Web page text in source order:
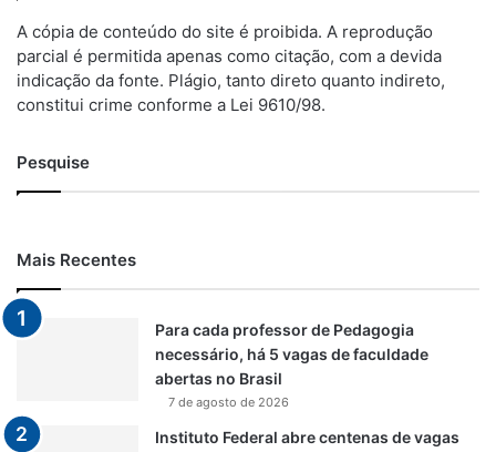
A cópia de conteúdo do site é proibida. A reprodução
parcial é permitida apenas como citação, com a devida
indicação da fonte. Plágio, tanto direto quanto indireto,
constitui crime conforme a Lei 9610/98.
Pesquise
Mais Recentes
Para cada professor de Pedagogia
necessário, há 5 vagas de faculdade
abertas no Brasil
7 de agosto de 2026
Instituto Federal abre centenas de vagas